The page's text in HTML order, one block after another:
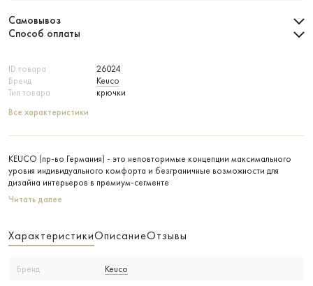
ID товара
26024
Бренд
Keuco
Тип товара
крючки
Все характеристики
KEUCO (пр-во Германия) - это неповторимые концепции максимального
уровня индивидуального комфорта и безграничные возможности для
дизайна интерьеров в премиум-сегменте
Читать далее
Самовывоз
Способ оплаты
ХарактеристикиОписаниеОтзывы
Бренд Keuco